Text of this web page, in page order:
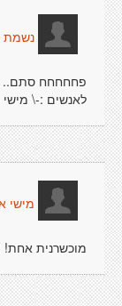
נשמת
פחחחחח סתם..
לאנשים :-\
מישי
מוכשרנית אחת!